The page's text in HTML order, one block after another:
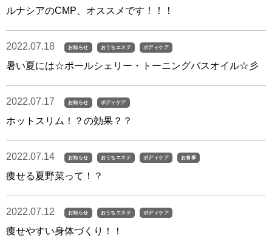
ルナシアのCMP、オススメです！！！
2022.07.18 お知らせ おうちエステ ボディケア
暑い夏には☆ポールシェリー・トーニングバスオイル☆彡
2022.07.17 お知らせ ボディケア
ホットスリム！？の効果？？
2022.07.14 お知らせ おうちエステ ボディケア お食事
痩せる夏野菜って！？
2022.07.12 お知らせ おうちエステ ボディケア
痩せやすい身体づくり！！